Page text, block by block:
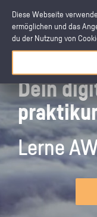
Diese Webseite
ermöglichen und das
du der Nutzung von
Dein
Lerne